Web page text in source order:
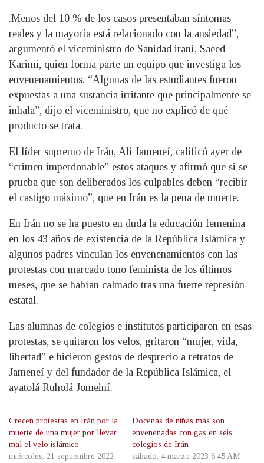
.Menos del 10 % de los casos presentaban síntomas
reales y la mayoría está relacionado con la ansiedad”,
argumentó el viceministro de Sanidad iraní, Saeed
Karimi, quien forma parte un equipo que investiga los
envenenamientos. “Algunas de las estudiantes fueron
expuestas a una sustancia irritante que principalmente se
inhala”, dijo el viceministro, que no explicó de qué
producto se trata.
El líder supremo de Irán, Ali Jameneí, calificó ayer de
“crimen imperdonable” estos ataques y afirmó que si se
prueba que son deliberados los culpables deben “recibir
el castigo máximo”, que en Irán es la pena de muerte.
En Irán no se ha puesto en duda la educación femenina
en los 43 años de existencia de la República Islámica y
algunos padres vinculan los envenenamientos con las
protestas con marcado tono feminista de los últimos
meses, que se habían calmado tras una fuerte represión
estatal.
Las alumnas de colegios e institutos participaron en esas
protestas, se quitaron los velos, gritaron “mujer, vida,
libertad” e hicieron gestos de desprecio a retratos de
Jameneí y del fundador de la República Islámica, el
ayatolá Ruholá Jomeiní.
Crecen protestas en Irán por la
muerte de una mujer por llevar
mal el velo islámico
miércoles, 21 septiembre 2022
Docenas de niñas más son
envenenadas con gas en seis
colegios de Irán
sábado, 4 marzo 2023 6:45 AM